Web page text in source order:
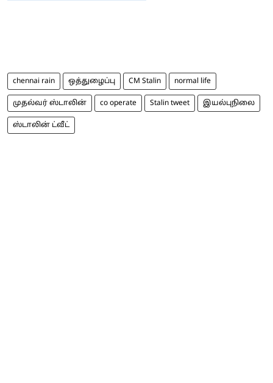
chennai rain ஒத்துழைப்பு CM Stalin normal life
முதல்வர் ஸ்டாலின் co operate Stalin tweet இயல்புநிலை
ஸ்டாலின் ட்வீட்